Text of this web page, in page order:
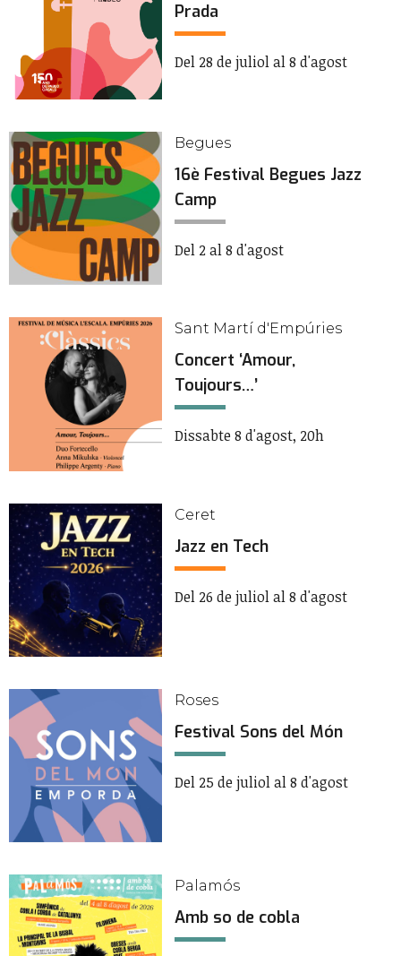
Prada
Del 28 de juliol al 8 d'agost
Begues
16è Festival Begues Jazz
Camp
Del 2 al 8 d'agost
Sant Martí d'Empúries
Concert ‘Amour,
Toujours…’
Dissabte 8 d'agost, 20h
Ceret
Jazz en Tech
Del 26 de juliol al 8 d'agost
Roses
Festival Sons del Món
Del 25 de juliol al 8 d'agost
Palamós
Amb so de cobla